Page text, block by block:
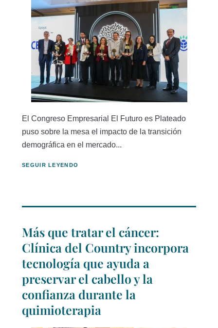
El Congreso Empresarial El Futuro es Plateado
puso sobre la mesa el impacto de la transición
demográfica en el mercado...
SEGUIR LEYENDO
Más que tratar el cáncer:
Clínica del Country incorpora
tecnología que ayuda a
preservar el cabello y la
confianza durante la
quimioterapia